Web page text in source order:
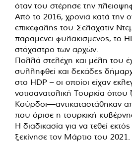
όταν του στέρησε την
Από το 2016, χρονιά κατά την
επικεφαλής του Σελαχατίν
παραμένει φυλακισμένος, το
στόχαστρο των αρχών.
Πολλά στελέχη και μέλη του
συλληφθεί και δεκάδες
στο HDP – οι οποίοι είχαν
νοτιοανατολική Τουρκία όπου
Κούρδοι—αντικαταστάθηκαν
που όρισε η τουρκική
Η διαδικασία για να τεθεί
ξεκίνησε τον Μάρτιο του 2021.